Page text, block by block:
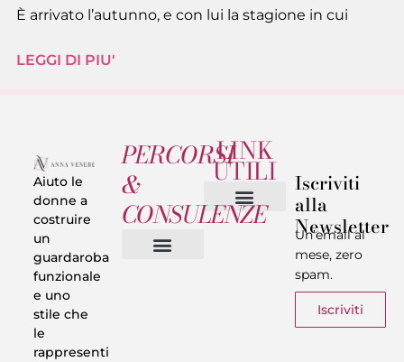
È arrivato l’autunno, e con lui la stagione in cui
LEGGI DI PIU'
Aiuto le
donne a
costruire
un
guardaroba
funzionale
e uno
stile che
le
rappresenti
PERCORSI
&
CONSULENZE
LINK
UTILI Iscriviti
alla
Newsletter
Un’email al
mese, zero
spam.
Iscriviti